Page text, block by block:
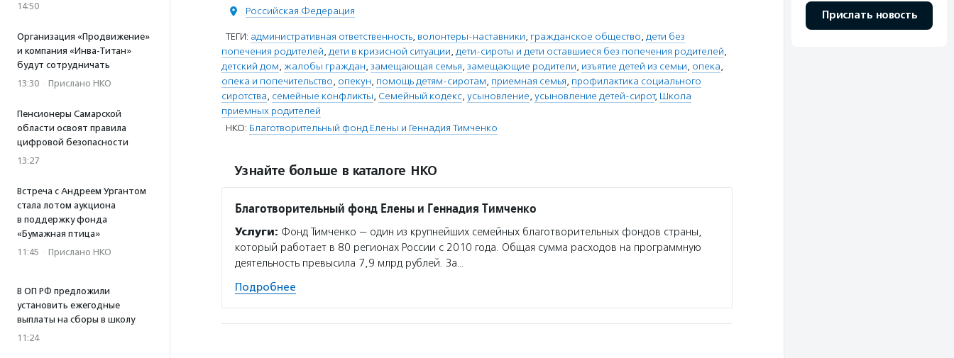
14:50
Организация «Продвижение»
и компания «Инва-Титан»
будут сотрудничать
13:30 · Прислано НКО
Пенсионеры Самарской
области освоят правила
цифровой безопасности
13:27
Встреча с Андреем Ургантом
стала лотом аукциона
в поддержку фонда
«Бумажная птица»
11:45 · Прислано НКО
В ОП РФ предложили
установить ежегодные
выплаты на сборы в школу
11:24
Российская Федерация
ТЕГИ: административная ответственность, волонтеры-наставники, гражданское общество, дети без
попечения родителей, дети в кризисной ситуации, дети-сироты и дети оставшиеся без попечения родителей,
детский дом, жалобы граждан, замещающая семья, замещающие родители, изъятие детей из семьи, опека,
опека и попечительство, опекун, помощь детям-сиротам, приемная семья, профилактика социального
сиротства, семейные конфликты, Семейный кодекс, усыновление, усыновление детей-сирот, Школа
приемных родителей
НКО: Благотворительный фонд Елены и Геннадия Тимченко
Узнайте больше в каталоге НКО
Благотворительный фонд Елены и Геннадия Тимченко
Услуги: Фонд Тимченко — один из крупнейших семейных благотворительных фондов страны,
который работает в 80 регионах России с 2010 года. Общая сумма расходов на программную
деятельность превысила 7,9 млрд рублей. За…
Подробнее
Прислать новость